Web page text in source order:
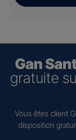
Gan
gratuite
Vous êtes client
disposition